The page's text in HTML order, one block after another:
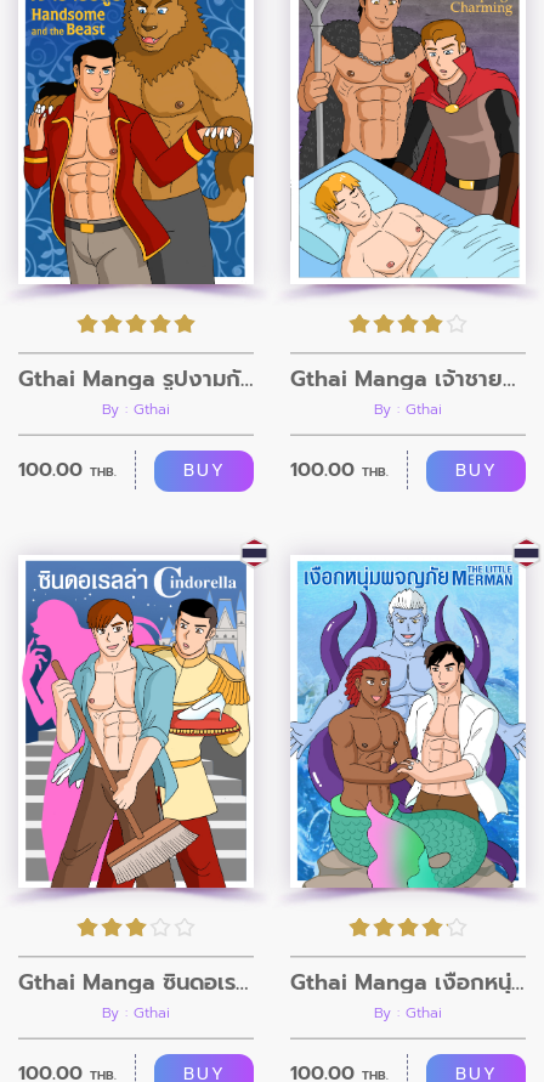
Gthai Manga รูปงามกับเจ้าชายอสูร
By : Gthai
100.00 THB. BUY
Gthai Manga เจ้าชายนิทรา
By : Gthai
100.00 THB. BUY
Gthai Manga ซินดอเรลล่า
By : Gthai
100.00 THB. BUY
Gthai Manga เงือกหนุ่มผจญภัย
By : Gthai
100.00 THB. BUY